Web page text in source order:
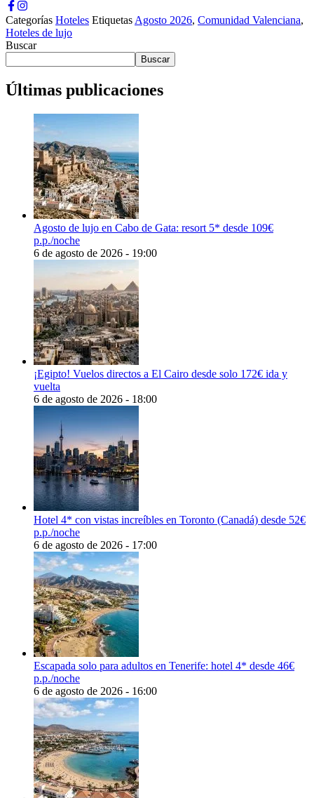
Categorías Hoteles Etiquetas Agosto 2026, Comunidad Valenciana,
Hoteles de lujo
Buscar
Buscar
Últimas publicaciones
Agosto de lujo en Cabo de Gata: resort 5* desde 109€
p.p./noche
6 de agosto de 2026 - 19:00
¡Egipto! Vuelos directos a El Cairo desde solo 172€ ida y
vuelta
6 de agosto de 2026 - 18:00
Hotel 4* con vistas increíbles en Toronto (Canadá) desde 52€
p.p./noche
6 de agosto de 2026 - 17:00
Escapada solo para adultos en Tenerife: hotel 4* desde 46€
p.p./noche
6 de agosto de 2026 - 16:00